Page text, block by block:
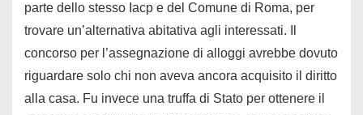
parte dello stesso Iacp e del Comune di Roma, per
trovare un’alternativa abitativa agli interessati. Il
concorso per l’assegnazione di alloggi avrebbe dovuto
riguardare solo chi non aveva ancora acquisito il diritto
alla casa. Fu invece una truffa di Stato per ottenere il